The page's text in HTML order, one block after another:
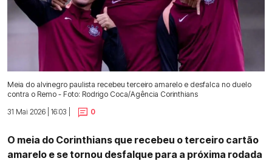
Meia do alvinegro paulista recebeu terceiro amarelo e desfalca no duelo
contra o Remo - Foto: Rodrigo Coca/Agência Corinthians
31 Mai 2026 | 16:03 |
0
O meia do Corinthians que recebeu o terceiro cartão
amarelo e se tornou desfalque para a próxima rodada